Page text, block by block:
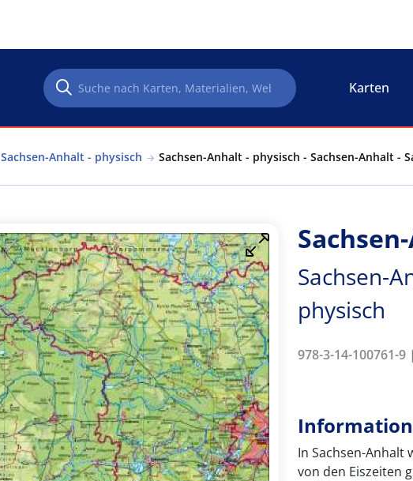
Karten
Sachsen-Anhalt - physisch Sachsen-Anhalt - physisch - Sachsen-Anhalt -
Sachsen-
physisch
978-3-14-100761-
In Sachsen-Anhalt
von den Eiszeiten